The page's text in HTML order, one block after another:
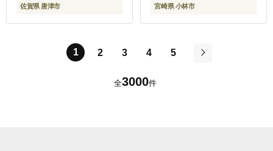
佐賀県 唐津市 宮崎県 小林市
1 2 3 4
5
全3000件